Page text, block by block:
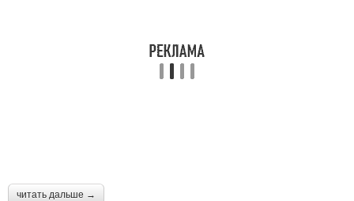
читать дальше →